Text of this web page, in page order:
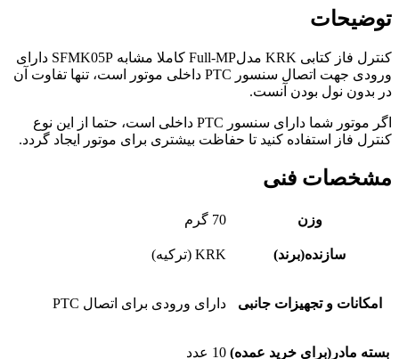
توضیحات
کنترل فاز کتابی KRK مدلFull-MP کاملا مشابه SFMK05P دارای
ورودی جهت اتصال سنسور PTC داخلی موتور است، تنها تفاوت آن
در بدون نول بودن آنست.
اگر موتور شما دارای سنسور PTC داخلی است، حتما از این نوع
کنترل فاز استفاده کنید تا حفاظت بیشتری برای موتور ایجاد گردد.
مشخصات فنی
وزن 70 گرم
سازنده(برند) KRK (ترکیه)
امکانات و تجهیزات جانبی دارای ورودی برای اتصال PTC
بسته مادر(برای خرید عمده) 10 عدد